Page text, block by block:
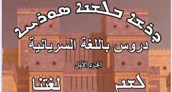
2026-08-05
15كارثة بيئية ومناخية ترسم
ملامح أخطر التحديات التي تواجه العراق
اليوم
2026-08-05
حرائق فرنسا.. توقيف 402
شخص بينهم 156 قاصرا منذ بداية موسم